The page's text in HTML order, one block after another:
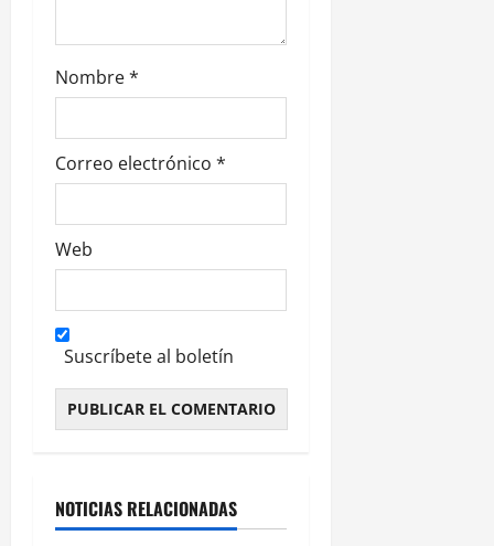
a
s
Nombre*
Correo electrónico *
Web
Suscríbete al boletín
NOTICIAS RELACIONADAS